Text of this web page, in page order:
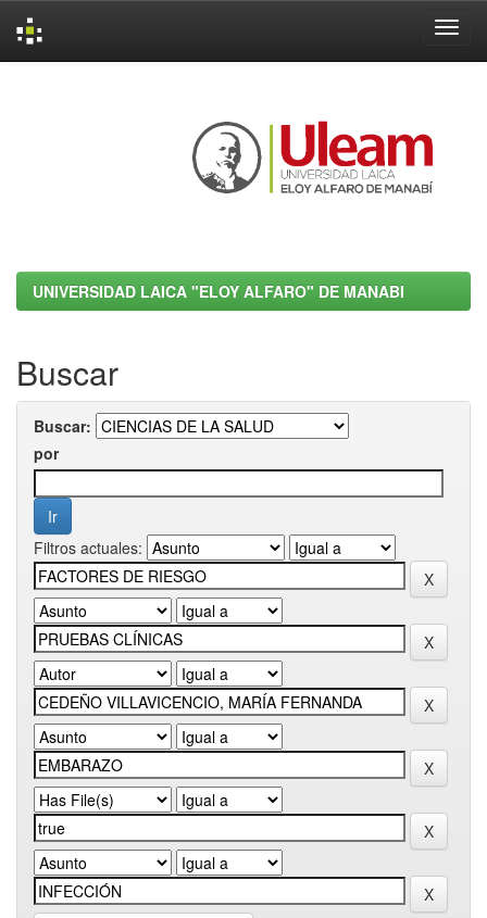
UNIVERSIDAD LAICA "ELOY ALFARO" DE MANABI
Buscar
Buscar:
por
Filtros actuales: